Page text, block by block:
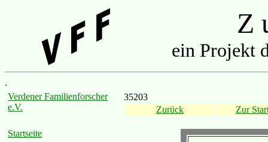
Z
ein Projekt
.
Verdener Familienforscher
e.V.
Startseite
35203
Zurück
Zur